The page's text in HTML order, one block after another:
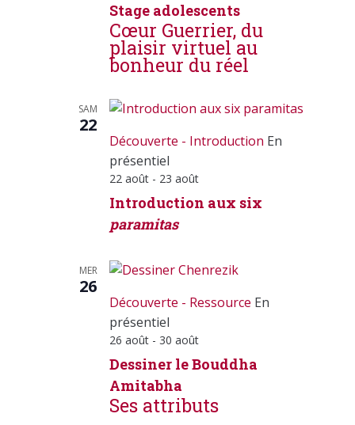
Stage adolescents
Cœur Guerrier, du
plaisir virtuel au
bonheur du réel
SAM
22
Découverte - Introduction En
présentiel
22 août - 23 août
Introduction aux six
paramitas
MER
26
Découverte - Ressource En
présentiel
26 août - 30 août
Dessiner le Bouddha
Amitabha
Ses attributs